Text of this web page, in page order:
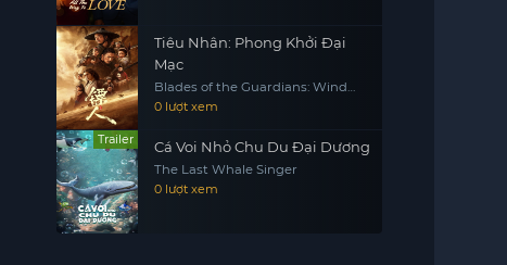
Tiêu Nhân: Phong Khởi Đại
Mạc
Blades of the Guardians: Wind
Rises in the Desert
0 lượt xem
Trailer Cá Voi Nhỏ Chu Du Đại Dương
The Last Whale Singer
0 lượt xem